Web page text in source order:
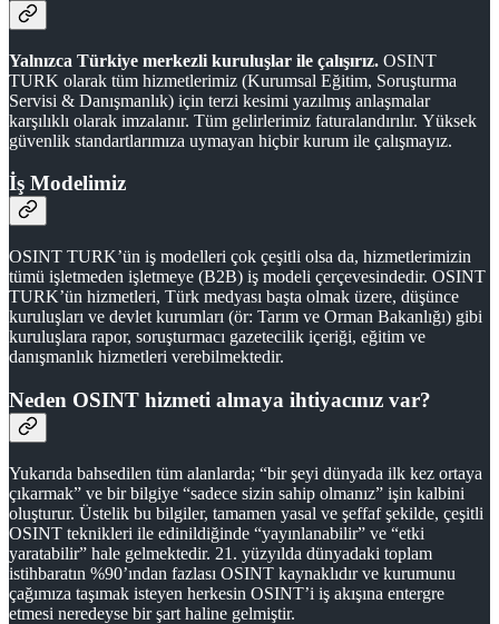
Yalnızca Türkiye merkezli kuruluşlar ile çalışırız. OSINT
TURK olarak tüm hizmetlerimiz (Kurumsal Eğitim, Soruşturma
Servisi & Danışmanlık) için terzi kesimi yazılmış anlaşmalar
karşılıklı olarak imzalanır. Tüm gelirlerimiz faturalandırılır. Yüksek
güvenlik standartlarımıza uymayan hiçbir kurum ile çalışmayız.
İş Modelimiz
OSINT TURK’ün iş modelleri çok çeşitli olsa da, hizmetlerimizin
tümü işletmeden işletmeye (B2B) iş modeli çerçevesindedir. OSINT
TURK’ün hizmetleri, Türk medyası başta olmak üzere, düşünce
kuruluşları ve devlet kurumları (ör: Tarım ve Orman Bakanlığı) gibi
kuruluşlara rapor, soruşturmacı gazetecilik içeriği, eğitim ve
danışmanlık hizmetleri verebilmektedir.
Neden OSINT hizmeti almaya ihtiyacınız var?
Yukarıda bahsedilen tüm alanlarda; “bir şeyi dünyada ilk kez ortaya
çıkarmak” ve bir bilgiye “sadece sizin sahip olmanız” işin kalbini
oluşturur. Üstelik bu bilgiler, tamamen yasal ve şeffaf şekilde, çeşitli
OSINT teknikleri ile edinildiğinde “yayınlanabilir” ve “etki
yaratabilir” hale gelmektedir. 21. yüzyılda dünyadaki toplam
istihbaratın %90’ından fazlası OSINT kaynaklıdır ve kurumunu
çağımıza taşımak isteyen herkesin OSINT’i iş akışına entergre
etmesi neredeyse bir şart haline gelmiştir.